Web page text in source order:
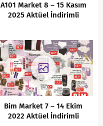
A101 Market 8 – 15 Kasım
2025 Aktüel İndirimli
Bim Market 7 – 14 Ekim
2022 Aktüel İndirimli